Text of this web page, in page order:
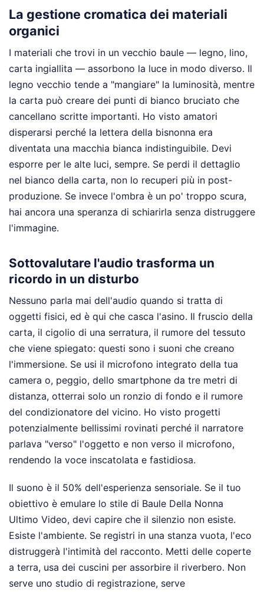
La gestione cromatica dei materiali
organici
I materiali che trovi in un vecchio baule — legno, lino,
carta ingiallita — assorbono la luce in modo diverso. Il
legno vecchio tende a "mangiare" la luminosità, mentre
la carta può creare dei punti di bianco bruciato che
cancellano scritte importanti. Ho visto amatori
disperarsi perché la lettera della bisnonna era
diventata una macchia bianca indistinguibile. Devi
esporre per le alte luci, sempre. Se perdi il dettaglio
nel bianco della carta, non lo recuperi più in post-
produzione. Se invece l'ombra è un po' troppo scura,
hai ancora una speranza di schiarirla senza distruggere
l'immagine.
Sottovalutare l'audio trasforma un
ricordo in un disturbo
Nessuno parla mai dell'audio quando si tratta di
oggetti fisici, ed è qui che casca l'asino. Il fruscio della
carta, il cigolio di una serratura, il rumore del tessuto
che viene spiegato: questi sono i suoni che creano
l'immersione. Se usi il microfono integrato della tua
camera o, peggio, dello smartphone da tre metri di
distanza, otterrai solo un ronzio di fondo e il rumore
del condizionatore del vicino. Ho visto progetti
potenzialmente bellissimi rovinati perché il narratore
parlava "verso" l'oggetto e non verso il microfono,
rendendo la voce inscatolata e fastidiosa.
Il suono è il 50% dell'esperienza sensoriale. Se il tuo
obiettivo è emulare lo stile di Baule Della Nonna
Ultimo Video, devi capire che il silenzio non esiste.
Esiste l'ambiente. Se registri in una stanza vuota, l'eco
distruggerà l'intimità del racconto. Metti delle coperte
a terra, usa dei cuscini per assorbire il riverbero. Non
serve uno studio di registrazione, serve